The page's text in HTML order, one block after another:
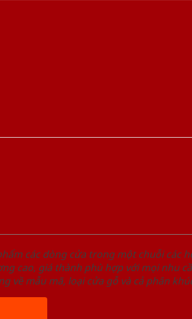
các dòng cửa trong một chuỗi các
cao, giá thành phù hợp với mọi nhu
về mẫu mã, loại cửa gỗ và cả phân